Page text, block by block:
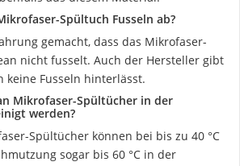
Spültuch Fusseln ab?
gemacht, dass das Mikrofaser-
nicht fusselt. Auch der Hersteller gibt
keine Fusseln hinterlässt.
Mikrofaser-Spültücher in der
werden?
Spültücher können bei bis zu 40 °C
sogar bis 60 °C in der